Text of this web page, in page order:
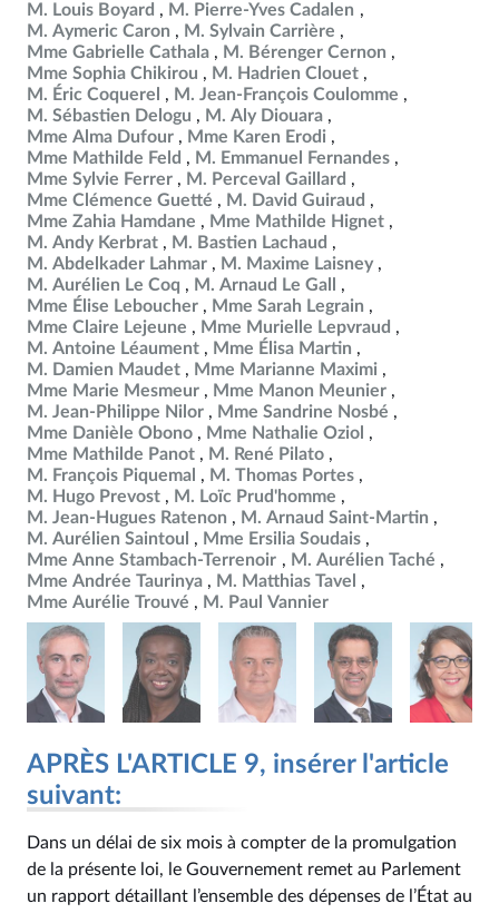
M. Louis Boyard
M. Pierre-Yves Cadalen
M. Aymeric Caron
M. Sylvain Carrière
Mme Gabrielle Cathala
M. Bérenger Cernon
Mme Sophia Chikirou
M. Hadrien Clouet
M. Éric Coquerel
M. Jean-François Coulomme
M. Sébastien Delogu
M. Aly Diouara
Mme Alma Dufour
Mme Karen Erodi
Mme Mathilde Feld
M. Emmanuel Fernandes
Mme Sylvie Ferrer
M. Perceval Gaillard
Mme Clémence Guetté
M. David Guiraud
Mme Zahia Hamdane
Mme Mathilde Hignet
M. Andy Kerbrat
M. Bastien Lachaud
M. Abdelkader Lahmar
M. Maxime Laisney
M. Aurélien Le Coq
M. Arnaud Le Gall
Mme Élise Leboucher
Mme Sarah Legrain
Mme Claire Lejeune
Mme Murielle Lepvraud
M. Antoine Léaument
Mme Élisa Martin
M. Damien Maudet
Mme Marianne Maximi
Mme Marie Mesmeur
Mme Manon Meunier
M. Jean-Philippe Nilor
Mme Sandrine Nosbé
Mme Danièle Obono
Mme Nathalie Oziol
Mme Mathilde Panot
M. René Pilato
M. François Piquemal
M. Thomas Portes
M. Hugo Prevost
M. Loïc Prud'homme
M. Jean-Hugues Ratenon
M. Arnaud Saint-Martin
M. Aurélien Saintoul
Mme Ersilia Soudais
Mme Anne Stambach-Terrenoir
M. Aurélien Taché
Mme Andrée Taurinya
M. Matthias Tavel
Mme Aurélie Trouvé
M. Paul Vannier
APRÈS L'ARTICLE 9, insérer l'article
suivant:
Dans un délai de six mois à compter de la promulgation
de la présente loi, le Gouvernement remet au Parlement
un rapport détaillant l’ensemble des dépenses de l’État au